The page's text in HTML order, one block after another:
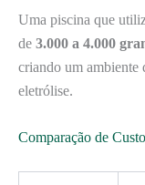
Uma piscina que
de 3.000 a 4.000
criando um ambiente
eletrólise.
Comparação de